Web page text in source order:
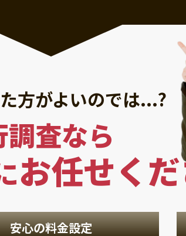
方がよいのでは...?
査なら
お任せく
安心の料金設定